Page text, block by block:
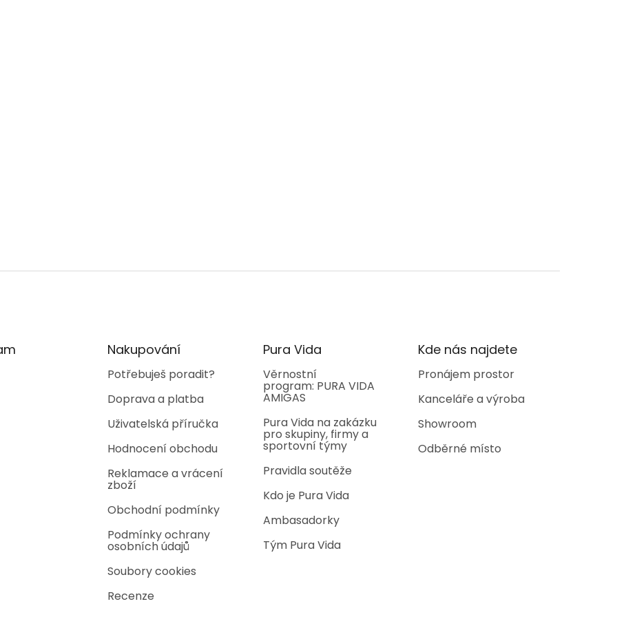
Nakupování
Potřebuješ poradit?
Doprava a platba
Uživatelská příručka
Hodnocení obchodu
Reklamace a vrácení
zboží
Obchodní podmínky
Podmínky ochrany
osobních údajů
Soubory cookies
Recenze
Pura Vida
Věrnostní
program: PURA VIDA
AMIGAS
Pura Vida na zakázku
pro skupiny, firmy a
sportovní týmy
Pravidla soutěže
Kdo je Pura Vida
Ambasadorky
Tým Pura Vida
Kde nás najdete
Pronájem prostor
Kanceláře a výroba
Showroom
Odběrné místo